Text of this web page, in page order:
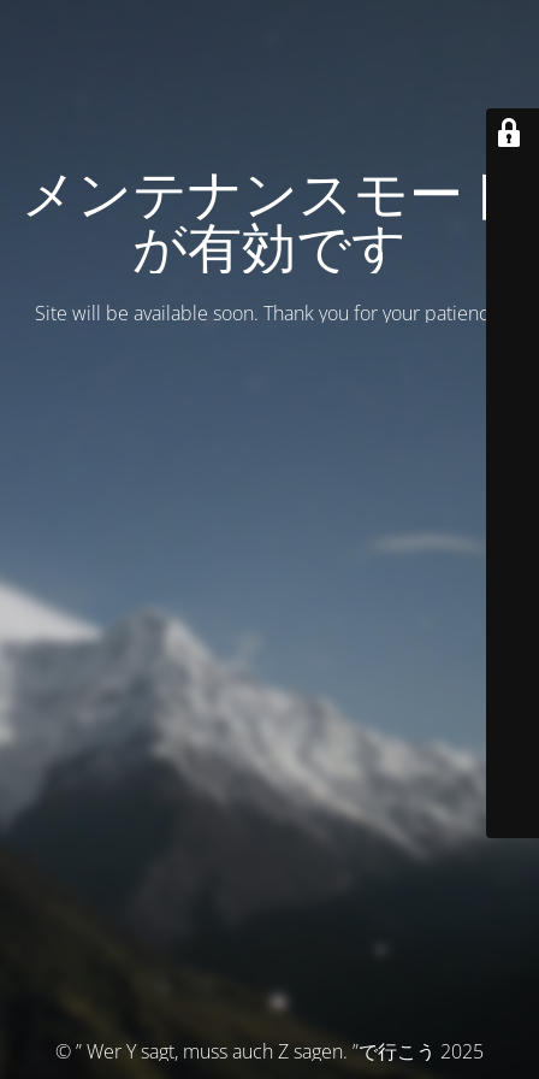
メンテナンスモード
が有効です
Site will be available soon. Thank you for your patience!
© ” Wer Y sagt, muss auch Z sagen. ”で行こう 2025